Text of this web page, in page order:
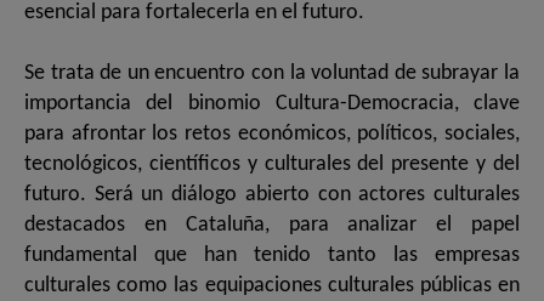
esencial para fortalecerla en el futuro.
Se trata de un encuentro con la voluntad de subrayar la
importancia del binomio Cultura-Democracia, clave
para afrontar los retos económicos, políticos, sociales,
tecnológicos, científicos y culturales del presente y del
futuro. Será un diálogo abierto con actores culturales
destacados en Cataluña, para analizar el papel
fundamental que han tenido tanto las empresas
culturales como las equipaciones culturales públicas en